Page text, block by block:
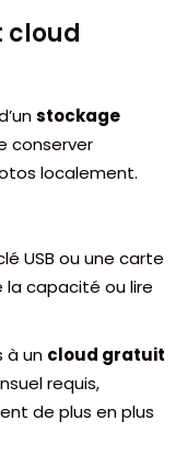
cloud
stockage
conserver
localement.
USB ou une carte
la capacité ou lire
à un cloud gratuit
requis,
de plus en plus